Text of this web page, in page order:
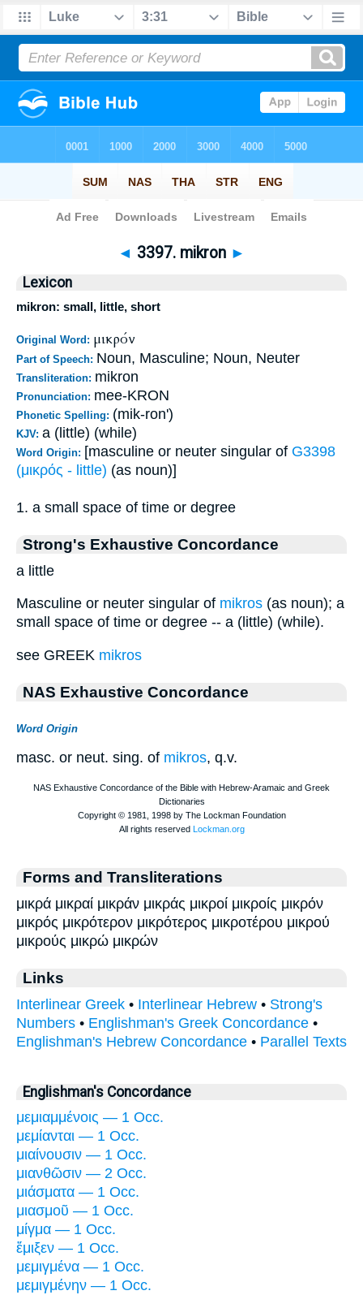
Bible> Strong's > > 3397
◄ 3397. mikron ►
Lexicon
mikron: small, little, short
Original Word: μικρόν
Part of Speech: Noun, Masculine; Noun, Neuter
Transliteration: mikron
Pronunciation: mee-KRON
Phonetic Spelling: (mik-ron')
KJV: a (little) (while)
Word Origin: [masculine or neuter singular of G3398
(μικρός - little) (as noun)]
1. a small space of time or degree
Strong's Exhaustive Concordance
a little
Masculine or neuter singular of mikros (as noun); a
small space of time or degree -- a (little) (while).
see GREEK mikros
NAS Exhaustive Concordance
Word Origin
masc. or neut. sing. of mikros, q.v.
Forms and Transliterations
μικρά μικραί μικράν μικράς μικροί μικροίς μικρόν
μικρός μικρότερον μικρότερος μικροτέρου μικρού
μικρούς μικρώ μικρών
Links
Interlinear Greek • Interlinear Hebrew • Strong's
Numbers • Englishman's Greek Concordance •
Englishman's Hebrew Concordance • Parallel Texts
Englishman's Concordance
μεμιαμμένοις — 1 Occ.
μεμίανται — 1 Occ.
μιαίνουσιν — 1 Occ.
μιανθῶσιν — 2 Occ.
μιάσματα — 1 Occ.
μιασμοῦ — 1 Occ.
μίγμα — 1 Occ.
ἔμιξεν — 1 Occ.
μεμιγμένα — 1 Occ.
μεμιγμένην — 1 Occ.